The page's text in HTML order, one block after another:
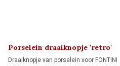
Porselein draaiknopje 'retro'
1910
Draaiknopje van porselein voor FONTINI